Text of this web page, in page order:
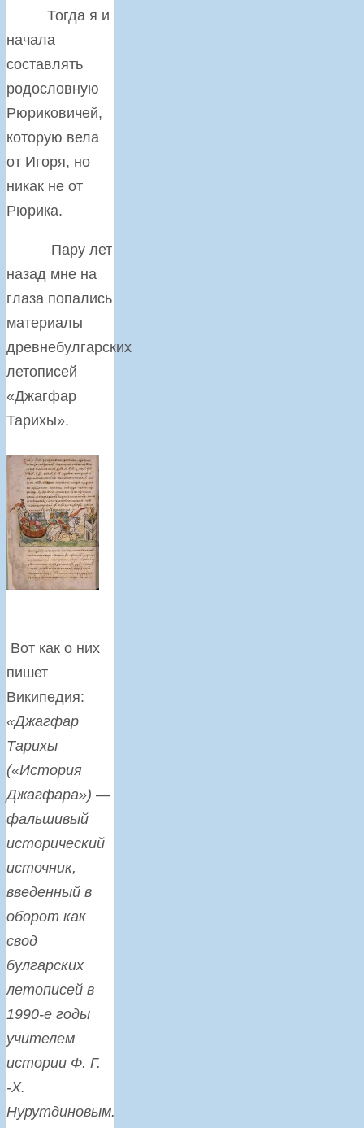
Тогда я и
начала
составлять
родословную
Рюриковичей,
которую вела
от Игоря, но
никак не от
Рюрика.
Пару лет
назад мне на
глаза попались
материалы
древнебулгарских
летописей
«Джагфар
Тарихы».
Вот как о них
пишет
Википедия:
«Джагфар
Тарихы
(«История
Джагфара») —
фальшивый
исторический
источник,
введенный в
оборот как
свод
булгарских
летописей в
1990-е годы
учителем
истории Ф. Г.
-Х.
Нурутдиновым.